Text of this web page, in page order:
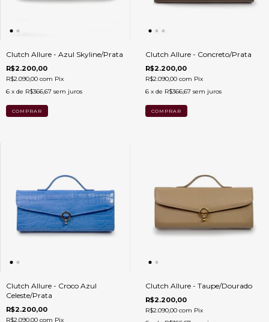
Clutch Allure - Azul Skyline/Prata
R$2.200,00
R$2.090,00 com Pix
6 x de R$366,67 sem juros
Clutch Allure - Concreto/Prata
R$2.200,00
R$2.090,00 com Pix
6 x de R$366,67 sem juros
Clutch Allure - Croco Azul
Celeste/Prata
R$2.200,00
R$2.090,00 com Pix
Clutch Allure - Taupe/Dourado
R$2.200,00
R$2.090,00 com Pix